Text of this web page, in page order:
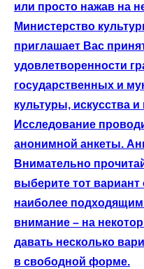
или просто нажав на
Министерство
приглашает Вас
удовлетворенности
государственных и
культуры, искусства
Исследование
анонимной анкеты.
Внимательно
выберите тот вариант
наиболее
внимание – на
давать несколько
в свободной форме.